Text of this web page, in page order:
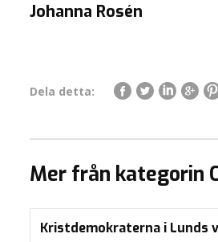
Johanna Rosén
Dela detta:
Mer från kategorin
Kristdemokraterna i Lunds